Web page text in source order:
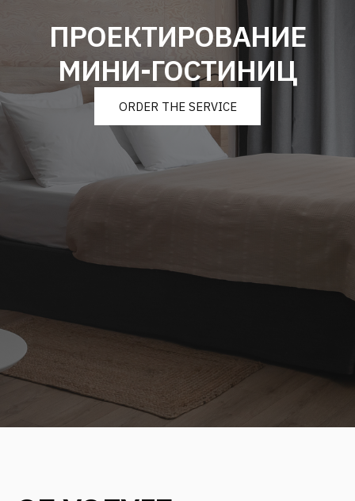
ПРОЕКТИРОВАНИЕ
МИНИ-ГОСТИНИЦ
ORDER THE SERVICE
Бизнес-план и общая концепция
проработаны. Можно переходить к
проектированию мини-отеля.
ОБ УСЛУГЕ